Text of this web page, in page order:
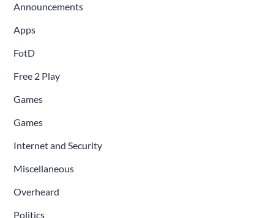
Announcements
Apps
FotD
Free 2 Play
Games
Games
Internet and Security
Miscellaneous
Overheard
Politics